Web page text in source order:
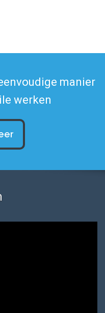
manier
werken